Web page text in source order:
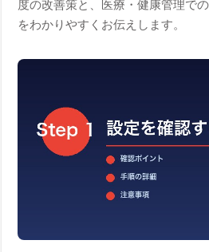
度の改善策と、医療・健康管理で
をわかりやすくお伝えします。